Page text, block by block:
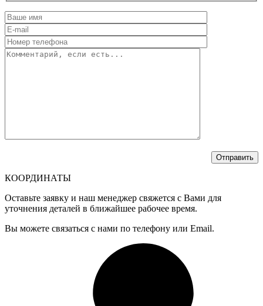
КООРДИНАТЫ
Оставьте заявку и наш менеджер свяжется с Вами для
уточнения деталей в ближайшее рабочее время.
Вы можете связаться с нами по телефону или Email.